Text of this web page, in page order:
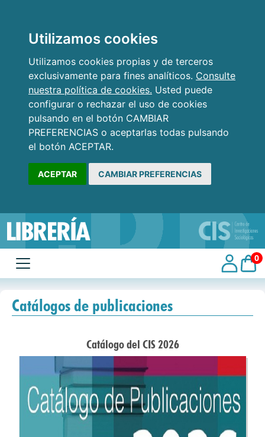
Utilizamos cookies
Utilizamos cookies propias y de terceros
exclusivamente para fines analíticos. Consulte
nuestra política de cookies. Usted puede
configurar o rechazar el uso de cookies
pulsando en el botón CAMBIAR
PREFERENCIAS o aceptarlas todas pulsando
el botón ACEPTAR.
ACEPTAR CAMBIAR PREFERENCIAS
0
Catálogos de publicaciones
Catálogo del CIS 2026